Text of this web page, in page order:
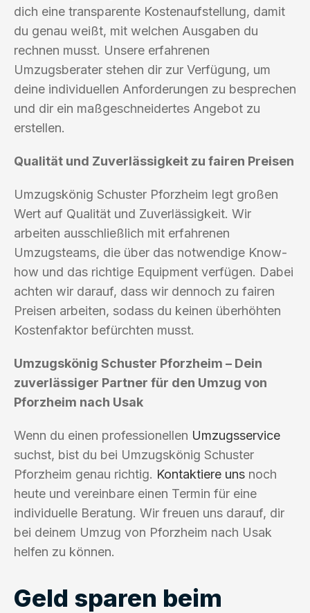
dich eine transparente Kostenaufstellung, damit
du genau weißt, mit welchen Ausgaben du
rechnen musst. Unsere erfahrenen
Umzugsberater stehen dir zur Verfügung, um
deine individuellen Anforderungen zu besprechen
und dir ein maßgeschneidertes Angebot zu
erstellen.
Qualität und Zuverlässigkeit zu fairen Preisen
Umzugskönig Schuster Pforzheim legt großen
Wert auf Qualität und Zuverlässigkeit. Wir
arbeiten ausschließlich mit erfahrenen
Umzugsteams, die über das notwendige Know-
how und das richtige Equipment verfügen. Dabei
achten wir darauf, dass wir dennoch zu fairen
Preisen arbeiten, sodass du keinen überhöhten
Kostenfaktor befürchten musst.
Umzugskönig Schuster Pforzheim – Dein
zuverlässiger Partner für den Umzug von
Pforzheim nach Usak
Wenn du einen professionellen Umzugsservice
suchst, bist du bei Umzugskönig Schuster
Pforzheim genau richtig. Kontaktiere uns noch
heute und vereinbare einen Termin für eine
individuelle Beratung. Wir freuen uns darauf, dir
bei deinem Umzug von Pforzheim nach Usak
helfen zu können.
Geld sparen beim